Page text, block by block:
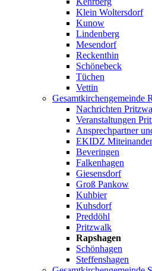
Klein Woltersdorf
Kunow
Lindenberg
Mesendorf
Reckenthin
Schönebeck
Tüchen
Vettin
Gesamtkirchengemeinde
Nachrichten
Veranstaltungen
Ansprechpartner
EKIDZ
Beveringen
Falkenhagen
Giesensdorf
Groß Pankow
Kuhbier
Kuhsdorf
Preddöhl
Pritzwalk
Rapshagen
Schönhagen
Steffenshagen